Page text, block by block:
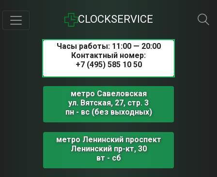
CLOCKSERVICE
Часы работы: 11:00 — 20:00
Контактный номер:
+7 (495) 585 10 50
метро Савеловская
ул. Вятская, 27, стр. 3
пн - вс (без выходных)
метро Ленинский проспект
Ленинский пр-кт, 30
вт - сб